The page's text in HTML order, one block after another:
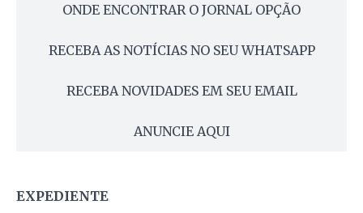
ONDE ENCONTRAR O JORNAL OPÇÃO
RECEBA AS NOTÍCIAS NO SEU WHATSAPP
RECEBA NOVIDADES EM SEU EMAIL
ANUNCIE AQUI
EXPEDIENTE